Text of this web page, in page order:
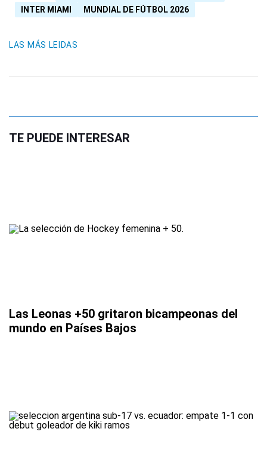
INTER MIAMI
MUNDIAL DE FÚTBOL 2026
LAS MÁS LEIDAS
TE PUEDE INTERESAR
Las Leonas +50 gritaron bicampeonas del
mundo en Países Bajos